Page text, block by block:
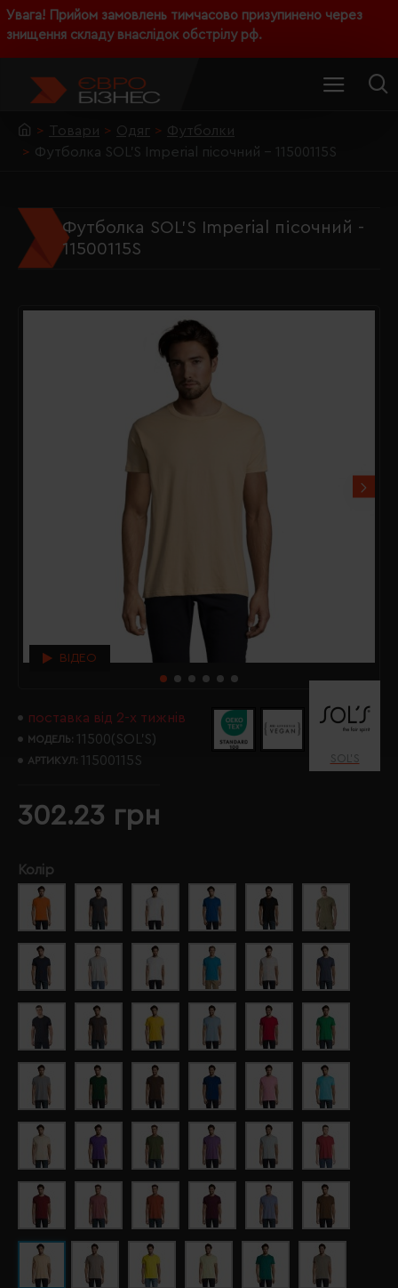
Увага! Прийом замовлень тимчасово призупинено через
знищення складу внаслідок обстрілу рф.
Товари Одяг
Футболки
Футболка SOL'S Imperial пісочний - 11500115S
Футболка SOL'S Imperial пісочний -
11500115S
ВІДЕО
поставка від 2-х тижнів
МОДЕЛЬ: 11500(SOL’S)
АРТИКУЛ: 11500115S SOL’S
302.23 грн
Колір